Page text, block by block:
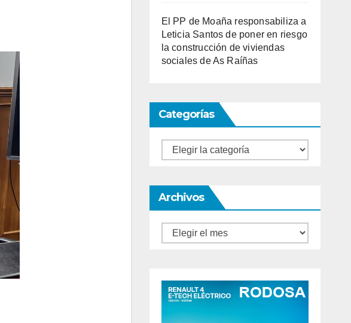
El PP de Moaña responsabiliza a
Leticia Santos de poner en riesgo
la construcción de viviendas
sociales de As Raíñas
Categorías
Categorías
Archivos
Archivos